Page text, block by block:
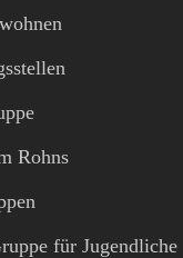
Rohns
für Jugendliche